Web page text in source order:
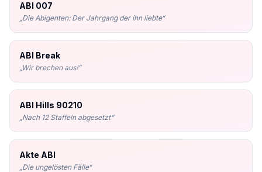
ABI 007
„Die Abigenten: Der Jahrgang der ihn liebte“
ABI Break
„Wir brechen aus!“
ABI Hills 90210
„Nach 12 Staffeln abgesetzt“
Akte ABI
„Die ungelösten Fälle“